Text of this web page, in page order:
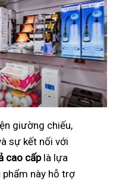
giường chiếu,
sự kết nối với
cao cấplà lựa
phẩm này hỗ trợ